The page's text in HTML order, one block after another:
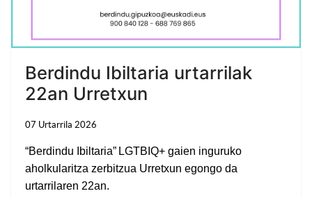
Berdindu Ibiltaria urtarrilak
22an Urretxun
07 Urtarrila 2026
“Berdindu Ibiltaria” LGTBIQ+ gaien inguruko
aholkularitza zerbitzua Urretxun egongo da
urtarrilaren 22an.